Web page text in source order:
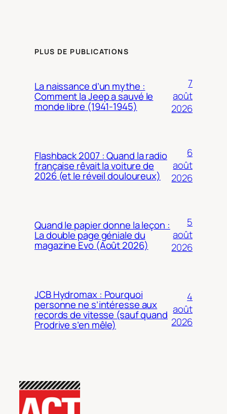
PLUS DE PUBLICATIONS
La naissance d’un mythe :
Comment la Jeep a sauvé le
monde libre (1941-1945)
7
août
2026
Flashback 2007 : Quand la radio
française rêvait la voiture de
2026 (et le réveil douloureux)
6
août
2026
Quand le papier donne la leçon :
La double page géniale du
magazine Evo (Août 2026)
5
août
2026
JCB Hydromax : Pourquoi
personne ne s’intéresse aux
records de vitesse (sauf quand
Prodrive s’en mêle)
4
août
2026